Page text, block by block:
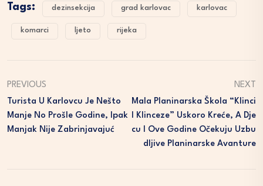
Tags: dezinsekcija grad karlovac karlovac
komarci ljeto rijeka
PREVIOUS
Turista U Karlovcu Je Nešto
Manje No Prošle Godine, Ipak
Manjak Nije Zabrinjavajuć
NEXT
Mala Planinarska Škola “Klinci
I Klinceze” Uskoro Kreće, A Dje
Cu I Ove Godine Očekuju Uzbu
Dljive Planinarske Avanture